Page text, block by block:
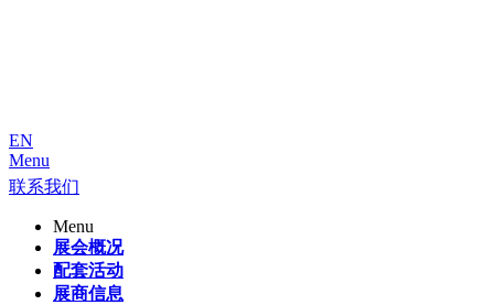
EN
Menu
联系我们
Menu
展会概况
配套活动
展商信息